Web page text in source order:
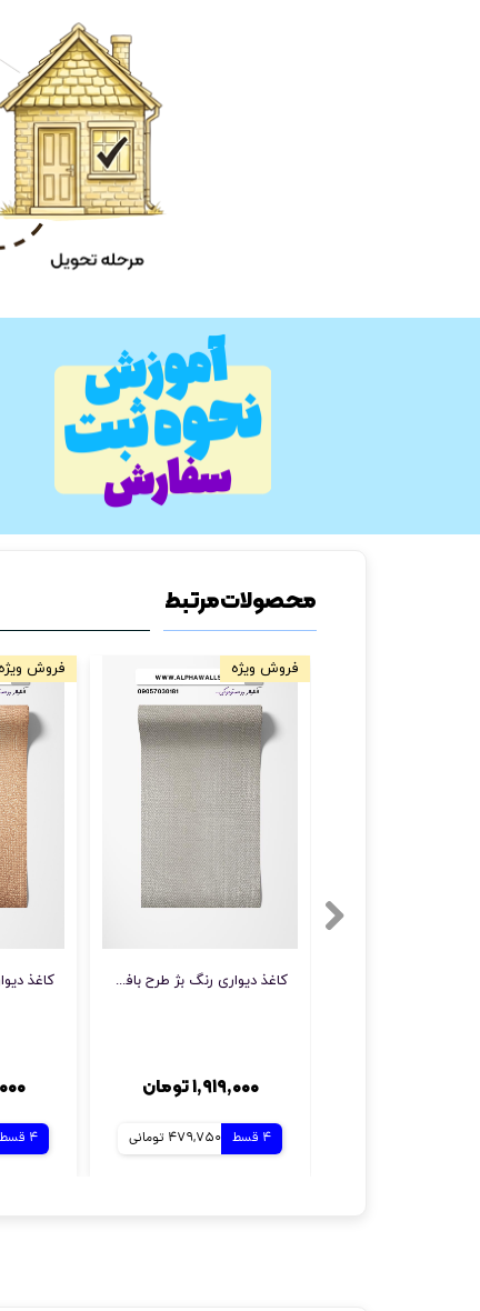
محصولات مرتبط
4 قسط
فروش ویژه
کاغذ دیواری رنگ بژ طرح بافت کد 10276
۱,۹۱۹,۰۰۰ تومان
4 قسط 479,750 تومانی
فروش ویژه